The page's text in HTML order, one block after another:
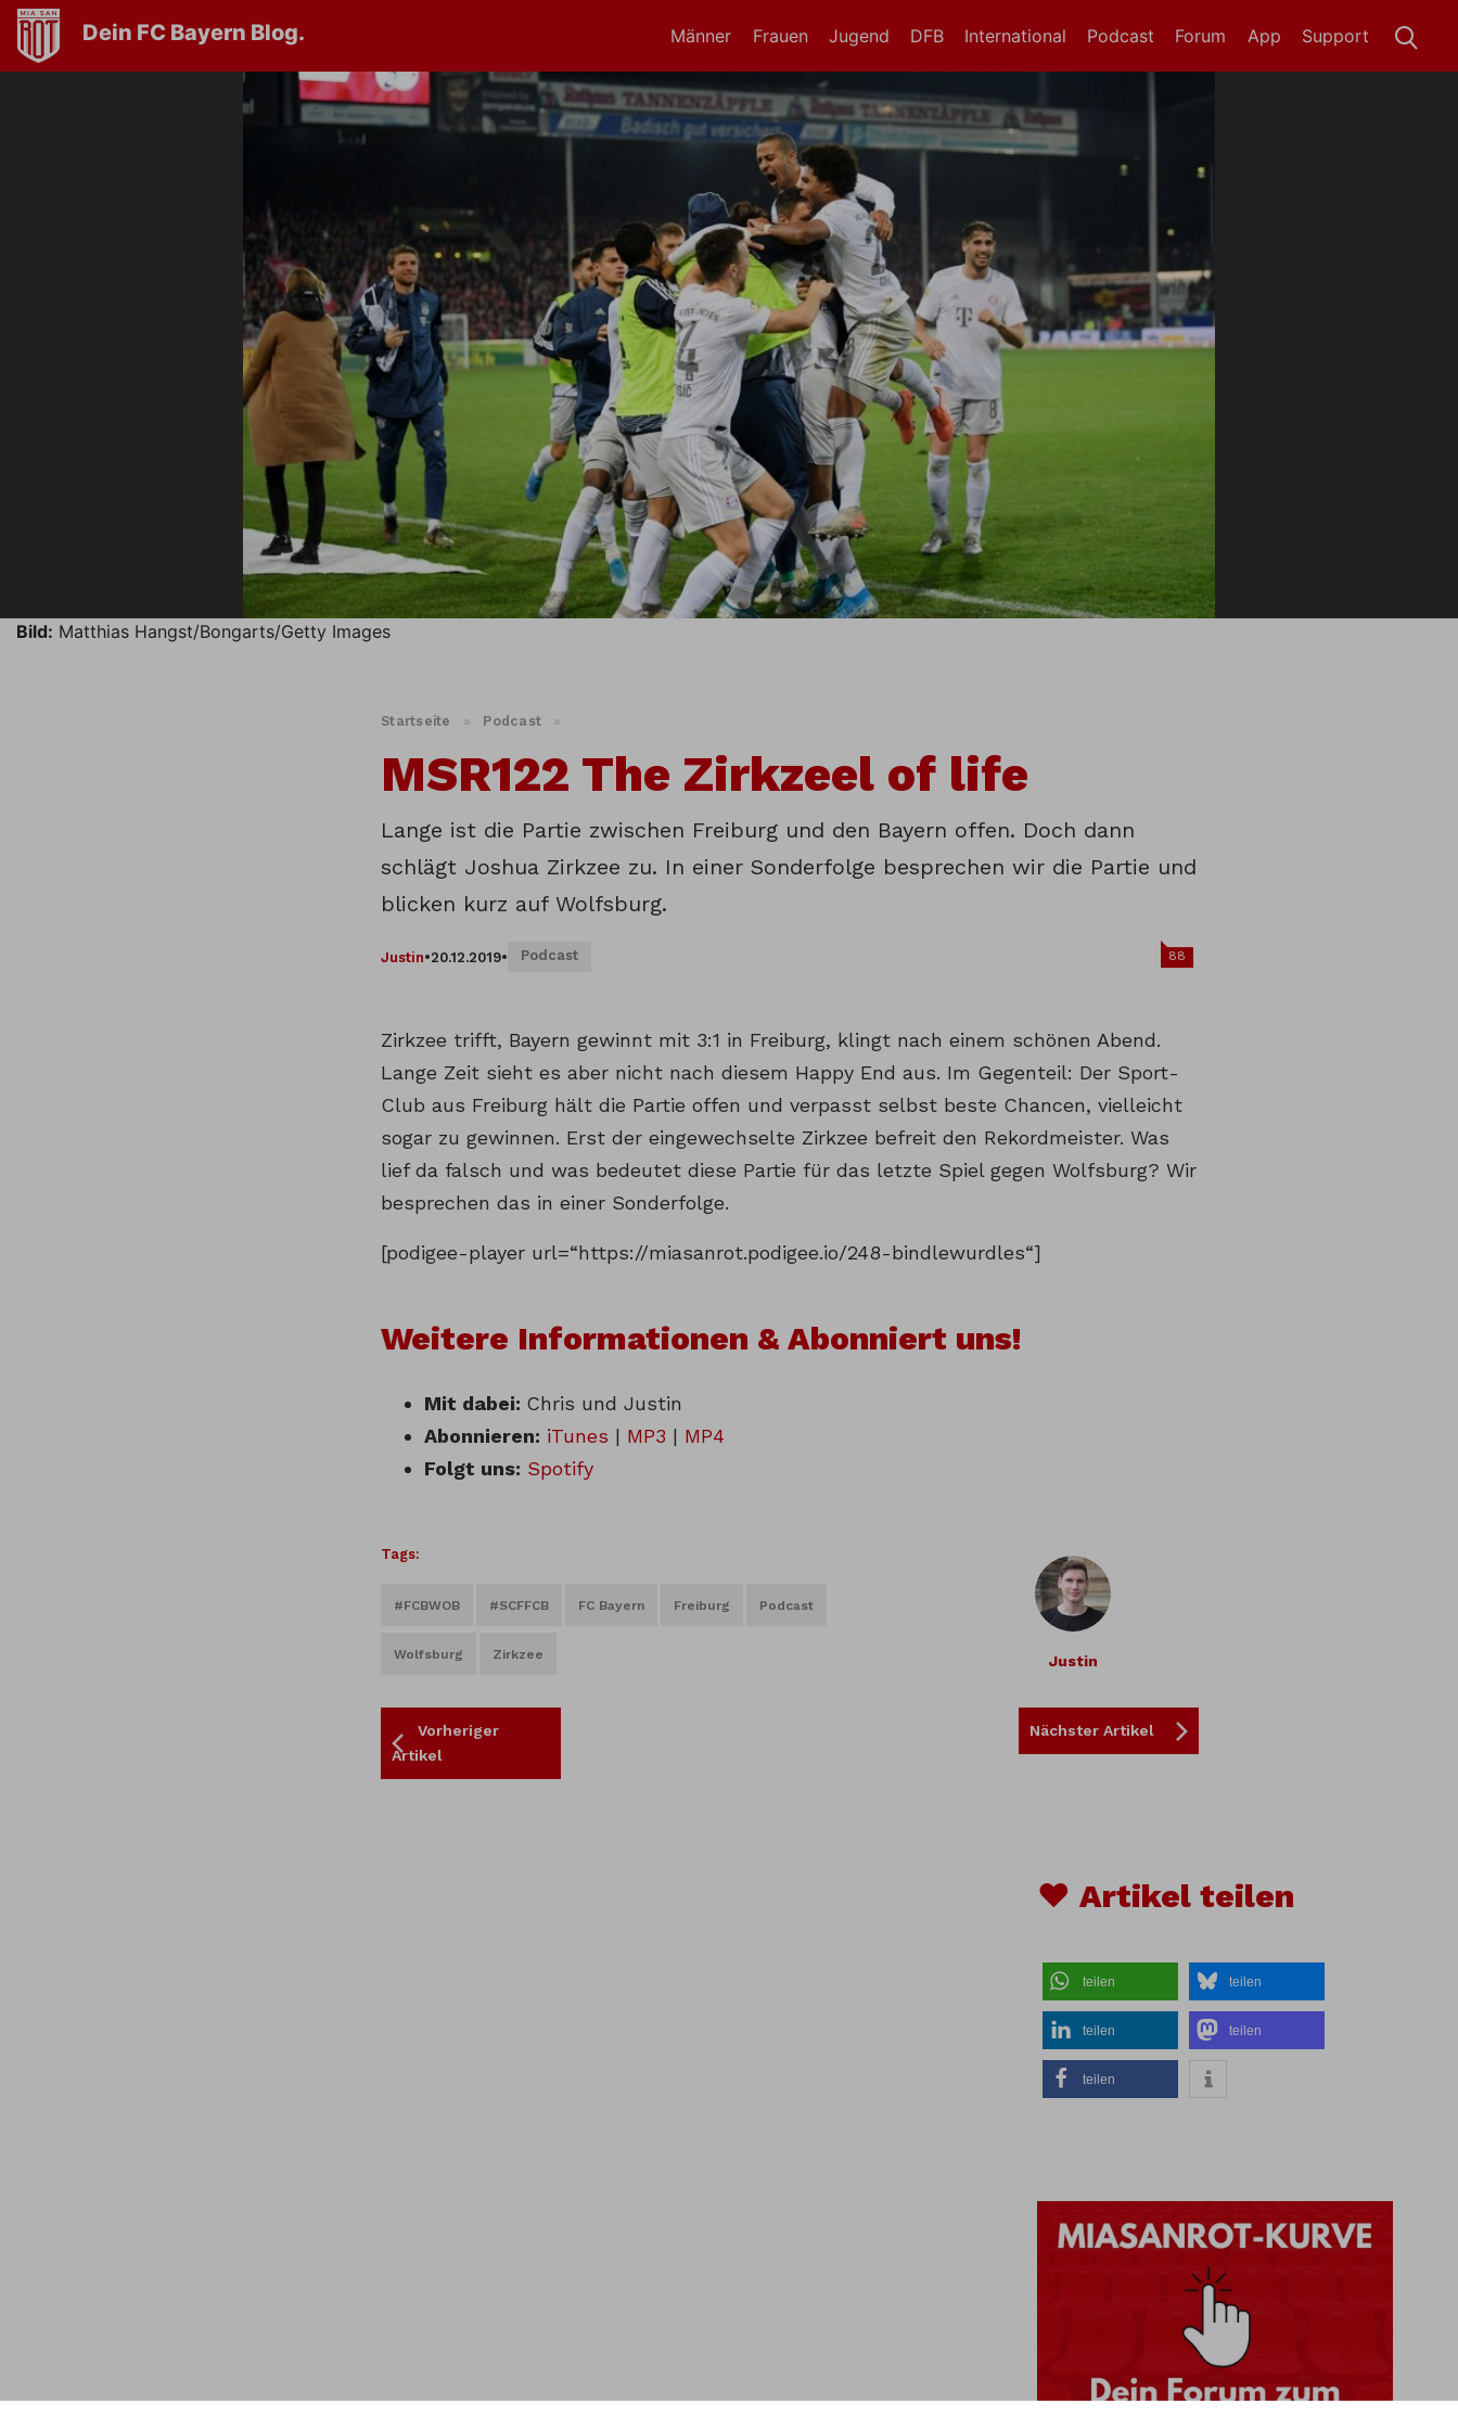
Dein FC Bayern Blog. Männer Frauen Jugend DFB International Support
App
Forum
Podcast
Bild: Matthias Hangst/Bongarts/Getty Images
Startseite » Podcast »
MSR122 The Zirkzeel of life
Lange ist die Partie zwischen Freiburg und den Bayern offen. Doch dann
schlägt Joshua Zirkzee zu. In einer Sonderfolge besprechen wir die Partie und
blicken kurz auf Wolfsburg.
Justin•20.12.2019• Podcast 88
Zirkzee trifft, Bayern gewinnt mit 3:1 in Freiburg, klingt nach einem schönen Abend.
Lange Zeit sieht es aber nicht nach diesem Happy End aus. Im Gegenteil: Der Sport-
Club aus Freiburg hält die Partie offen und verpasst selbst beste Chancen, vielleicht
sogar zu gewinnen. Erst der eingewechselte Zirkzee befreit den Rekordmeister. Was
lief da falsch und was bedeutet diese Partie für das letzte Spiel gegen Wolfsburg? Wir
besprechen das in einer Sonderfolge.
[podigee-player url=“https://miasanrot.podigee.io/248-bindlewurdles“]
Weitere Informationen & Abonniert uns!
Mit dabei: Chris und Justin
Abonnieren: iTunes | MP3 | MP4
Folgt uns: Spotify
Tags:
#FCBWOB #SCFFCB FC Bayern Freiburg Podcast
Wolfsburg Zirkzee Justin
Vorheriger
Artikel
Nächster Artikel
♥ Artikel teilen
teilen teilen
teilen teilen
teilen